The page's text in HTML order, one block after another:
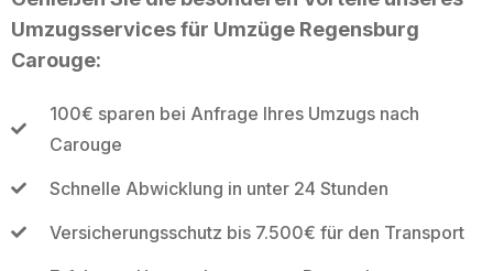
Umzugsservices für Umzüge Regensburg
Carouge:
100€ sparen bei Anfrage Ihres Umzugs nach
Carouge
Schnelle Abwicklung in unter 24 Stunden
Versicherungsschutz bis 7.500€ für den Transport